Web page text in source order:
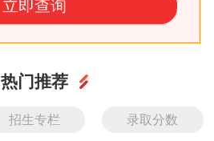
热门推荐
招生专栏 录取分数